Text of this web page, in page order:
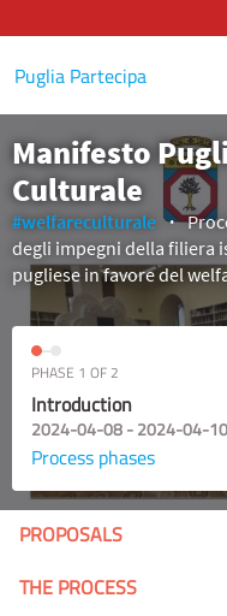
Puglia Partecipa
Manifesto
Culturale
#welfareculturale
degli impegni della filiera
pugliese in favore del
PHASE 1 OF 2
Introduction
2024-04-08 - 2024-04-10
Process phases
PROPOSALS
THE PROCESS